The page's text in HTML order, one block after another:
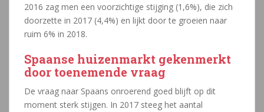
2016 zag men een voorzichtige stijging (1,6%), die zich
doorzette in 2017 (4,4%) en lijkt door te groeien naar
ruim 6% in 2018.
Spaanse huizenmarkt gekenmerkt
door toenemende vraag
De vraag naar Spaans onroerend goed blijft op dit
moment sterk stijgen. In 2017 steeg het aantal